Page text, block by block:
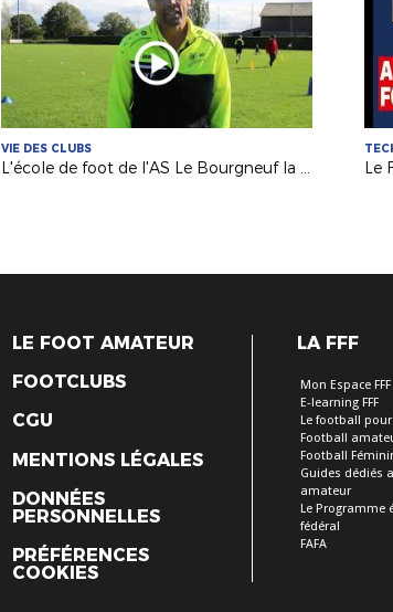
VIE DES CLUBS
L'école de foot de l'AS Le Bourgneuf la Forêt Le
LE FOOT AMATEUR
FOOTCLUBS
CGU
MENTIONS LÉGALES
DONNÉES
PERSONNELLES
PRÉFÉRENCES
COOKIES
LA FFF
Mon Espace FFF
E-learning FFF
Le football
Football
Football
Guides dédiés
amateur
Le Programme
fédéral
FAFA